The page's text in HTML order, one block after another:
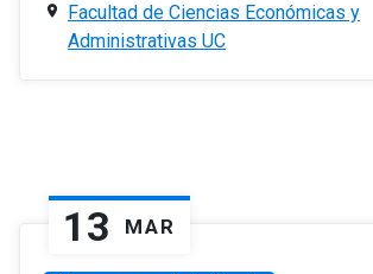
Facultad de Ciencias Económicas y
Administrativas UC
13 MAR